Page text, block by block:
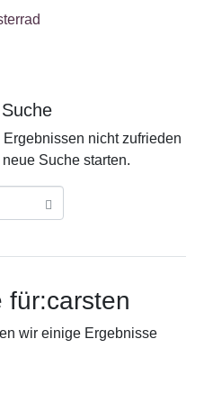
nicht zufrieden
Suche starten.
für:carsten
wir einige Ergebnisse